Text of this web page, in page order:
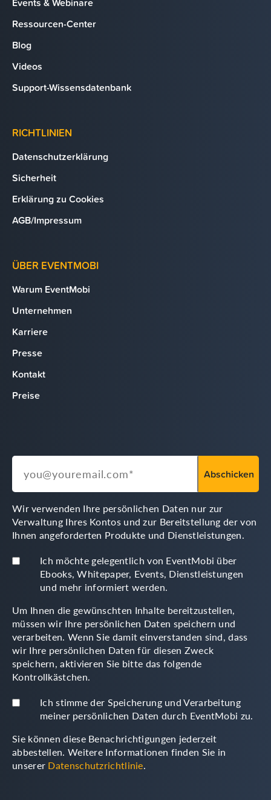
Ressourcen-Center
Blog
Videos
Support-Wissensdatenbank
RICHTLINIEN
Datenschutzerklärung
Sicherheit
Erklärung zu Cookies
AGB/Impressum
ÜBER EVENTMOBI
Warum EventMobi
Unternehmen
Karriere
Presse
Kontakt
Preise
Wir verwenden Ihre persönlichen Daten nur zur
Verwaltung Ihres Kontos und zur Bereitstellung der von
Ihnen angeforderten Produkte und Dienstleistungen.
Ich möchte gelegentlich von EventMobi über
Ebooks, Whitepaper, Events, Dienstleistungen
und mehr informiert werden.
Um Ihnen die gewünschten Inhalte bereitzustellen,
müssen wir Ihre persönlichen Daten speichern und
verarbeiten. Wenn Sie damit einverstanden sind, dass
wir Ihre persönlichen Daten für diesen Zweck
speichern, aktivieren Sie bitte das folgende
Kontrollkästchen.
Ich stimme der Speicherung und Verarbeitung
meiner persönlichen Daten durch EventMobi zu.
Sie können diese Benachrichtigungen jederzeit
abbestellen. Weitere Informationen finden Sie in
unserer Datenschutzrichtlinie.